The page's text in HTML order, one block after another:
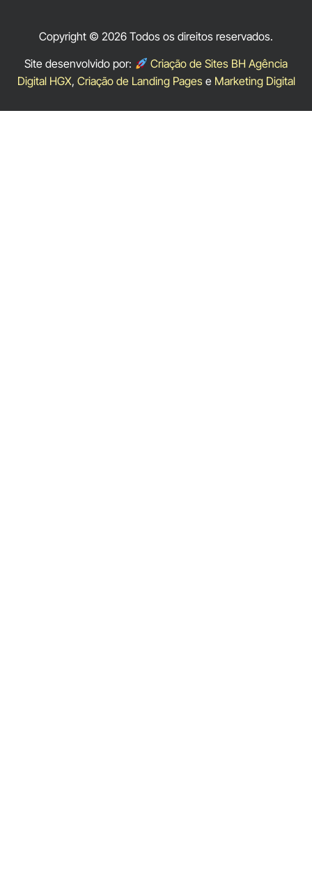
Copyright © 2026 Todos os direitos reservados.
Site desenvolvido por:
Criação de Sites BH Agência
Digital HGX, Criação de Landing Pagese Marketing Digital